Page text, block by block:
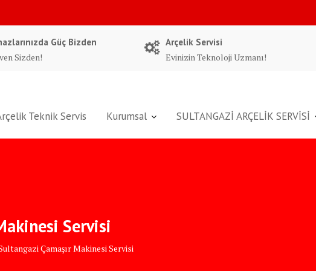
Güç Bizden
Sizden!
Arçelik Servisi
Evinizin Teknoloji Uzmanı!
Teknik Servis Kurumsal SULTANGAZİ ARÇELİK SERVİSİ
Servisi
Çamaşır Makinesi Servisi